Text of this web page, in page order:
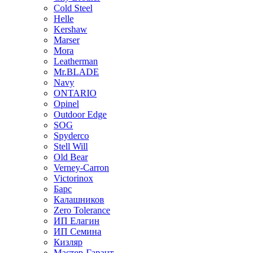
Cold Steel
Helle
Kershaw
Marser
Mora
Leatherman
Mr.BLADE
Navy
ONTARIO
Opinel
Outdoor Edge
SOG
Spyderco
Stell Will
Old Bear
Verney-Carron
Victorinox
Барс
Калашников
Zero Tolerance
ИП Елагин
ИП Семина
Кизляр